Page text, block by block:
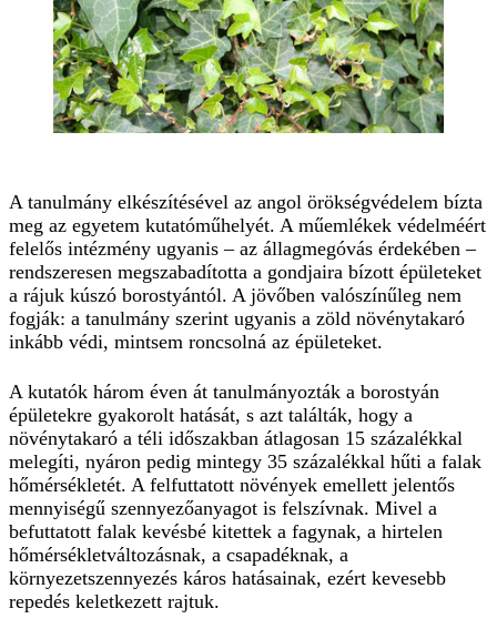
A tanulmány elkészítésével az angol örökségvédelem bízta
meg az egyetem kutatóműhelyét. A műemlékek védelméért
felelős intézmény ugyanis – az állagmegóvás érdekében –
rendszeresen megszabadította a gondjaira bízott épületeket
a rájuk kúszó borostyántól. A jövőben valószínűleg nem
fogják: a tanulmány szerint ugyanis a zöld növénytakaró
inkább védi, mintsem roncsolná az épületeket.
A kutatók három éven át tanulmányozták a borostyán
épületekre gyakorolt hatását, s azt találták, hogy a
növénytakaró a téli időszakban átlagosan 15 százalékkal
melegíti, nyáron pedig mintegy 35 százalékkal hűti a falak
hőmérsékletét. A felfuttatott növények emellett jelentős
mennyiségű szennyezőanyagot is felszívnak. Mivel a
befuttatott falak kevésbé kitettek a fagynak, a hirtelen
hőmérsékletváltozásnak, a csapadéknak, a
környezetszennyezés káros hatásainak, ezért kevesebb
repedés keletkezett rajtuk.